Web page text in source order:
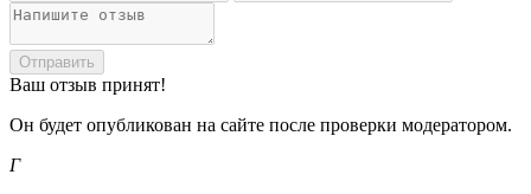
Отправить
Ваш отзыв принят!
Он будет опубликован на сайте после проверки модератором.
Г